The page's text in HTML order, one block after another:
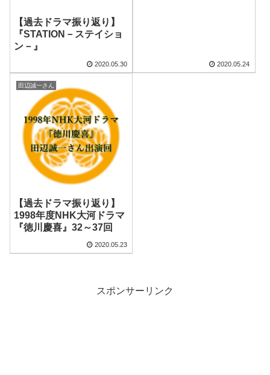
【過去ドラマ振り返り】
『STATION－ステイショ
ン－』
2020.05.30 2020.05.24
田辺誠一さん
【過去ドラマ振り返り】
1998年度NHK大河ドラマ
『徳川慶喜』32～37回
2020.05.23
スポンサーリンク